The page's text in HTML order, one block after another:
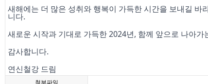
새해에는 더 많은 성취와 행복이 가득한 시간을 보내길
니다.
새로운 시작과 기대로 가득한 2024년, 함께 앞으로 나아
감사합니다.
연신철강 드림
첨부파일